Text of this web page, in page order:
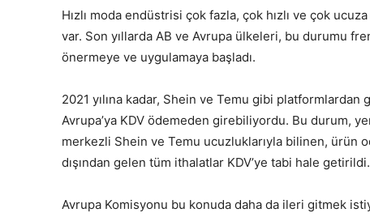
Hızlı moda endüstrisi çok fazla, çok hızlı ve çok
var. Son yıllarda AB ve Avrupa ülkeleri, bu durumu
önermeye ve uygulamaya başladı.
2021 yılına kadar, Shein ve Temu gibi
Avrupa’ya KDV ödemeden girebiliyordu. Bu durum,
merkezli Shein ve Temu ucuzluklarıyla bilinen, ürün
dışından gelen tüm ithalatlar KDV’ye tabi hale getirildi.
Avrupa Komisyonu bu konuda daha da ileri gitmek